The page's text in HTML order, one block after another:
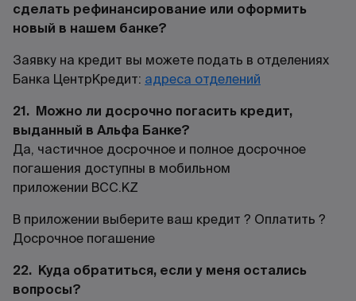
сделать рефинансирование или оформить
новый в нашем банке?
Заявку на кредит вы можете подать в отделениях
Банка ЦентрКредит: адреса отделений
21. Можно ли досрочно погасить кредит,
выданный в Альфа Банке?
Да, частичное досрочное и полное досрочное
погашения доступны в мобильном
приложении BCC.KZ
В приложении выберите ваш кредит ? Оплатить ?
Досрочное погашение
22. Куда обратиться, если у меня остались
вопросы?